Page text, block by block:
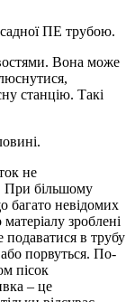
ПЕ трубою.
Вона може
станцію. Такі
не
При більшому
багато невідомих
зроблені
в трубу
або порвуться. По-
пісок
– це